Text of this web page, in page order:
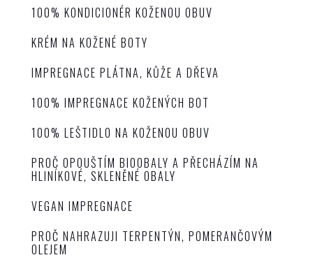
100% KONDICIONÉR KOŽENOU OBUV
KRÉM NA KOŽENÉ BOTY
IMPREGNACE PLÁTNA, KŮŽE A DŘEVA
100% IMPREGNACE KOŽENÝCH BOT
100% LEŠTIDLO NA KOŽENOU OBUV
PROČ OPOUŠTÍM BIOOBALY A PŘECHÁZÍM NA
HLINÍKOVÉ, SKLENĚNÉ OBALY
VEGAN IMPREGNACE
PROČ NAHRAZUJI TERPENTÝN, POMERANČOVÝM
OLEJEM